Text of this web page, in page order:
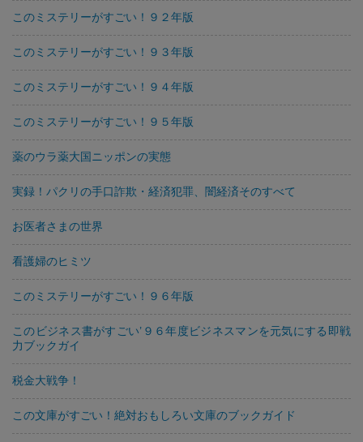
このミステリーがすごい！９２年版
このミステリーがすごい！９３年版
このミステリーがすごい！９４年版
このミステリーがすごい！９５年版
薬のウラ薬大国ニッポンの実態
実録！パクリの手口詐欺・経済犯罪、闇経済そのすべて
お医者さまの世界
看護婦のヒミツ
このミステリーがすごい！９６年版
このビジネス書がすごい’９６年度ビジネスマンを元気にする即戦
力ブックガイ
税金大戦争！
この文庫がすごい！絶対おもしろい文庫のブックガイド